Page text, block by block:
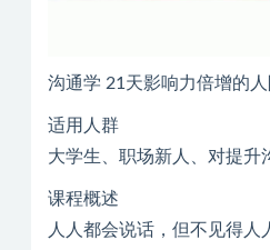
沟通学 21天影响力倍增的
适用人群
大学生、职场新人、对提升
课程概述
人人都会说话，但不见得人